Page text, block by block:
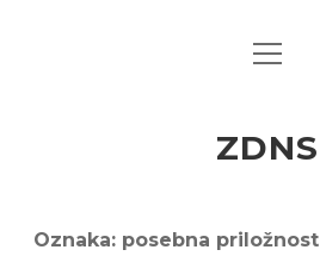
open
ZDNS
Oznaka: posebna priložnost